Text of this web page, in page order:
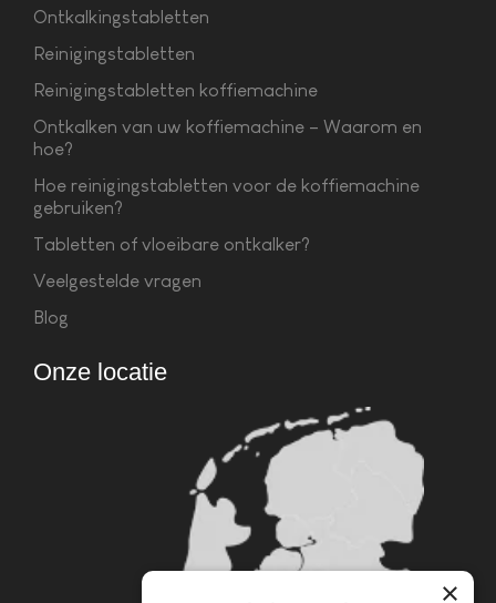
Ontkalkingstabletten
Reinigingstabletten
Reinigingstabletten koffiemachine
Ontkalken van uw koffiemachine – Waarom en
hoe?
Hoe reinigingstabletten voor de koffiemachine
gebruiken?
Tabletten of vloeibare ontkalker?
Veelgestelde vragen
Blog
Onze locatie
×